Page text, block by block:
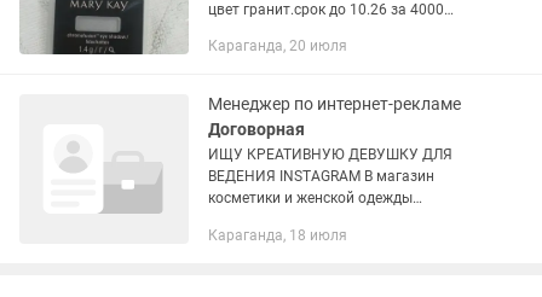
цвет гранит.срок до 10.26 за 4000
3000тг,срок до 11.26г ,так же нету в
Караганда, 20 июля
Менеджер по интернет-рекламе
Договорная
ИЩУ КРЕАТИВНУЮ ДЕВУШКУ ДЛЯ
ВЕДЕНИЯ INSTAGRAM В магазин
косметики и женской одежды
снимать красивый контент и хочет
Караганда, 18 июля